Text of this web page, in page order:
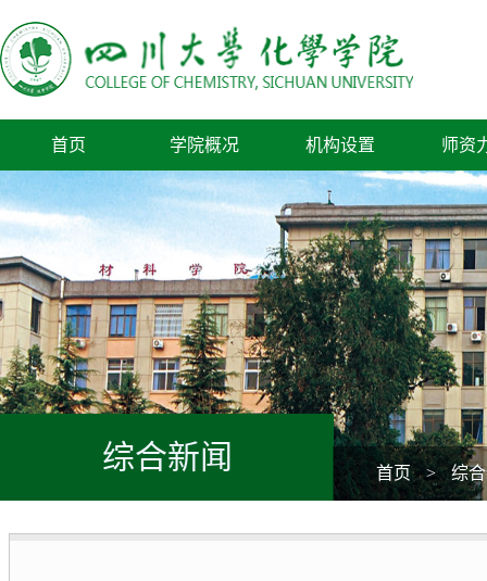
首页 学院概况 机构设置 师资
综合新闻 首页 > 综